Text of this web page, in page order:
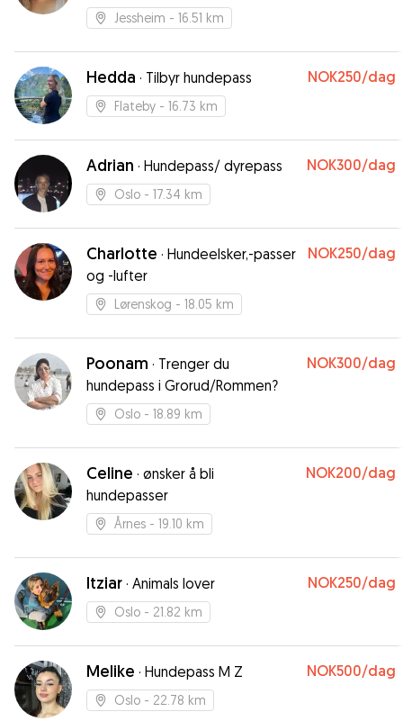
Jessheim - 16.51 km
Hedda · Tilbyr hundepass NOK250/dag
Flateby - 16.73 km
Adrian · Hundepass/ dyrepass NOK300/dag
Oslo - 17.34 km
Charlotte · Hundeelsker,-passer
og -lufter
NOK250/dag
Lørenskog - 18.05 km
Poonam · Trenger du
hundepass i Grorud/Rommen?
NOK300/dag
Oslo - 18.89 km
Celine · ønsker å bli
hundepasser
NOK200/dag
Årnes - 19.10 km
Itziar · Animals lover NOK250/dag
Oslo - 21.82 km
Melike · Hundepass M Z NOK500/dag
Oslo - 22.78 km